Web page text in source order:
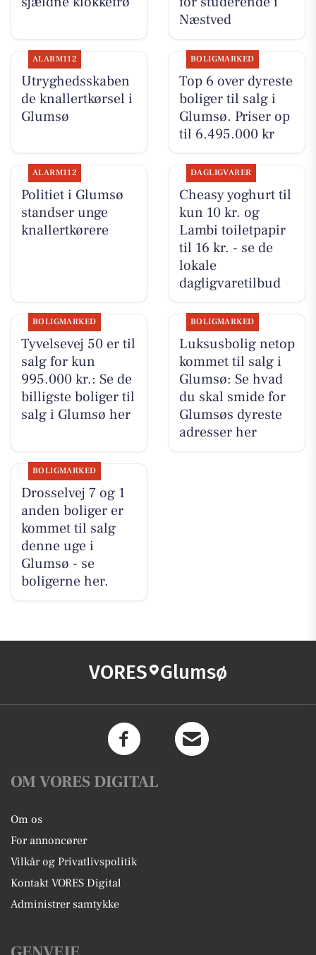
Næstved
ALARM112
Utryghedsskaben
de knallertkørsel i
Glumsø
BOLIGMARKED
Top 6 over dyreste
boliger til salg i
Glumsø. Priser op
til 6.495.000 kr
ALARM112
Politiet i Glumsø
standser unge
knallertkørere
DAGLIGVARER
Cheasy yoghurt til
kun 10 kr. og
Lambi toiletpapir
til 16 kr. - se de
lokale
dagligvaretilbud
BOLIGMARKED
Tyvelsevej 50 er til
salg for kun
995.000 kr.: Se de
billigste boliger til
salg i Glumsø her
BOLIGMARKED
Luksusbolig netop
kommet til salg i
Glumsø: Se hvad
du skal smide for
Glumsøs dyreste
adresser her
BOLIGMARKED
Drosselvej 7 og 1
anden boliger er
kommet til salg
denne uge i
Glumsø - se
boligerne her.
VORES Glumsø
OM VORES DIGITAL
Om os
For annoncører
Vilkår og Privatlivspolitik
Kontakt VORES Digital
Administrer samtykke